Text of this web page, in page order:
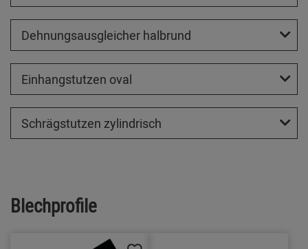
Dehnungsausgleicher halbrund
Einhangstutzen oval
Schrägstutzen zylindrisch
Blechprofile